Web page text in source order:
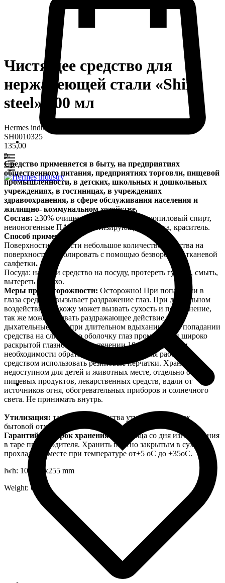
Чистящее средство для
нержавеющей стали «Shine
steel» 500 мл
Hermes industry
SH0010325
135,00
р.
Средство применяется в быту, на предприятиях
общественного питания, предприятиях торговли, пищевой
промышленности, в детских, школьных и дошкольных
учреждениях, в гостиницах, в учреждениях
здравоохранения, в сфере обслуживания населения и
жилищно- коммунальном хозяйстве.
Состав: ≥30% очищенная вода, <5% изопропиловый спирт,
неионогенные ПАВ, ароматизирующая добавка, краситель.
Способ применения:
Поверхности:
нанести небольшое количество средства на
поверхность, отполировать с помощью безворсовой тканевой
салфетки.
Посуда: нанести средство на посуду, протереть губкой, смыть,
вытереть на сухо.
Меры предосторожности: Осторожно! При попадании в
глаза средство вызывает раздражение глаз. При длительном
воздействии на кожу может вызвать сухость и покраснение,
так же может вызвать раздражающее действие на
дыхательные пути при длительном вдыхании. При попадании
средства на слизистую оболочку глаз промыть при широко
раскрытой глазной щели в течении 10-15 минут. При
необходимости обратиться к врачу. Во время работы со
средством использовать резиновые перчатки. Хранить в
недоступном для детей и животных месте, отдельно от
пищевых продуктов, лекарственных средств, вдали от
источников огня, обогревательных приборов и солнечного
света. Не принимать внутрь.
Утилизация: тару из-под средства утилизировать как
бытовой отход.
Гарантийный срок хранения:
24 месяца со дня изготовления
в таре производителя. Хранить плотно закрытым в сухом
прохладном месте при температуре от+5 оС до +35оС.
lwh: 100x35x255 mm
Weight: 626 g